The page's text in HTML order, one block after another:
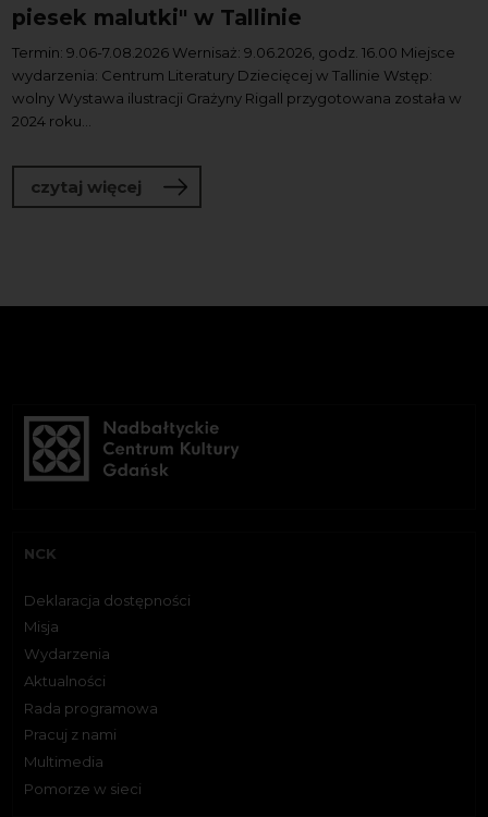
piesek malutki" w Tallinie
Termin: 9.06-7.08.2026 Wernisaż: 9.06.2026, godz. 16.00 Miejsce
wydarzenia: Centrum Literatury Dziecięcej w Tallinie Wstęp:
wolny Wystawa ilustracji Grażyny Rigall przygotowana została w
2024 roku...
czytaj więcej o Wystawa „Czasem smutki, czasem
NCK
Deklaracja dostępności
Misja
Wydarzenia
Aktualności
Rada programowa
Pracuj z nami
Multimedia
Pomorze w sieci